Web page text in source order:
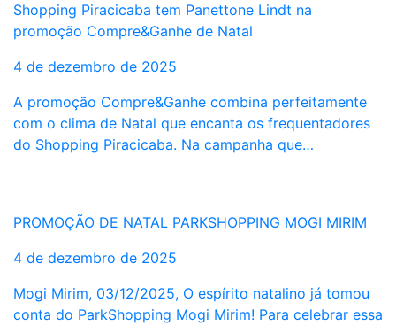
Shopping Piracicaba tem Panettone Lindt na
promoção Compre&Ganhe de Natal
4 de dezembro de 2025
A promoção Compre&Ganhe combina perfeitamente
com o clima de Natal que encanta os frequentadores
do Shopping Piracicaba. Na campanha que…
PROMOÇÃO DE NATAL PARKSHOPPING MOGI MIRIM
4 de dezembro de 2025
Mogi Mirim, 03/12/2025, O espírito natalino já tomou
conta do ParkShopping Mogi Mirim! Para celebrar essa